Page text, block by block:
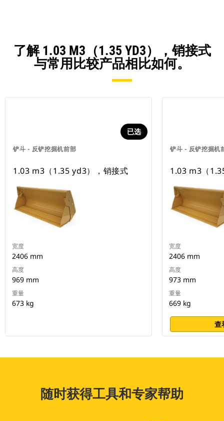
了解 1.03 M3（1.35 YD3），销接式
与常用比较产品相比如何。
铲斗 - 反铲挖掘机前部
已选
1.03 m3（1.35 yd3），销接式
宽度
2406 mm
高度
969 mm
重量
673 kg
铲斗 - 反铲挖掘机
1.03 m3（
宽度
2406 mm
高度
973 mm
重量
669 kg
查
随时获得工具和专家帮助